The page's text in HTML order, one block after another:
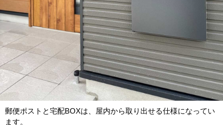
郵便ポストと宅配BOXは、屋内から取り出せる仕様になってい
ます。